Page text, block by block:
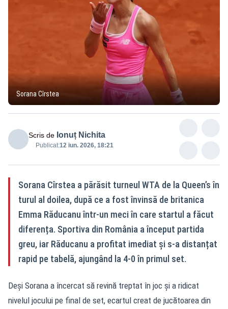
Sorana Cîrstea
Scris de Ionuț Nichita
Publicat:12 iun. 2026, 18:21
Sorana Cîrstea a părăsit turneul WTA de la Queen’s în
turul al doilea, după ce a fost învinsă de britanica
Emma Răducanu într-un meci în care startul a făcut
diferența. Sportiva din România a început partida
greu, iar Răducanu a profitat imediat și s-a distanțat
rapid pe tabelă, ajungând la 4-0 în primul set.
Deși Sorana a încercat să revină treptat în joc și a ridicat
nivelul jocului pe final de set, ecartul creat de jucătoarea din